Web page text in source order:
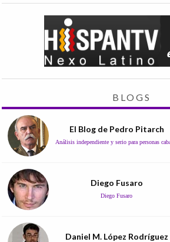
BLOGS
El Blog de Pedro Pitarch
Análisis independiente y serio para personas
Diego Fusaro
Diego Fusaro
Daniel M. López Rodríguez